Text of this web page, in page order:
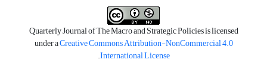
Quarterly Journal of The Macro and Strategic Policies is licensed
under aCreative Commons Attribution-NonCommercial 4.0
International License
.